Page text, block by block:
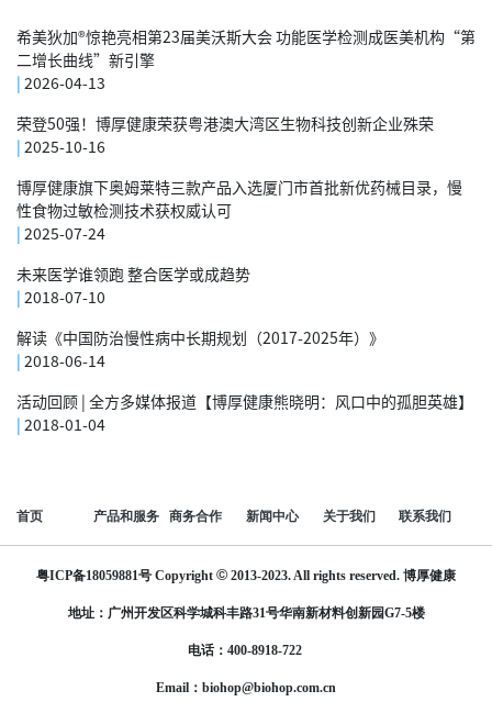
希美狄加®惊艳亮相第23届美沃斯大会 功能医学检测成医美机构“第
二增长曲线”新引擎
2026-04-13
荣登50强！博厚健康荣获粤港澳大湾区生物科技创新企业殊荣
2025-10-16
博厚健康旗下奥姆莱特三款产品入选厦门市首批新优药械目录，慢
性食物过敏检测技术获权威认可
2025-07-24
未来医学谁领跑 整合医学或成趋势
2018-07-10
解读《中国防治慢性病中长期规划（2017-2025年）》
2018-06-14
活动回顾 | 全方多媒体报道【博厚健康熊晓明：风口中的孤胆英雄】
2018-01-04
首页 产品和服务 商务合作 新闻中心 关于我们 联系我们
粤ICP备18059881号 Copyright © 2013-2023. All rights reserved. 博厚健康
地址：广州开发区科学城科丰路31号华南新材料创新园G7-5楼
电话：400-8918-722
Email：biohop@biohop.com.cn